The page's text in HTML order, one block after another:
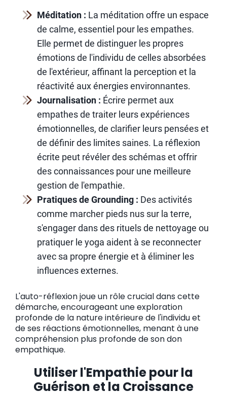
Méditation : La méditation offre un espace
de calme, essentiel pour les empathes.
Elle permet de distinguer les propres
émotions de l'individu de celles absorbées
de l'extérieur, affinant la perception et la
réactivité aux énergies environnantes.
Journalisation : Écrire permet aux
empathes de traiter leurs expériences
émotionnelles, de clarifier leurs pensées et
de définir des limites saines. La réflexion
écrite peut révéler des schémas et offrir
des connaissances pour une meilleure
gestion de l'empathie.
Pratiques de Grounding : Des activités
comme marcher pieds nus sur la terre,
s'engager dans des rituels de nettoyage ou
pratiquer le yoga aident à se reconnecter
avec sa propre énergie et à éliminer les
influences externes.
L'auto-réflexion joue un rôle crucial dans cette
démarche, encourageant une exploration
profonde de la nature intérieure de l'individu et
de ses réactions émotionnelles, menant à une
compréhension plus profonde de son don
empathique.
Utiliser l'Empathie pour la
Guérison et la Croissance